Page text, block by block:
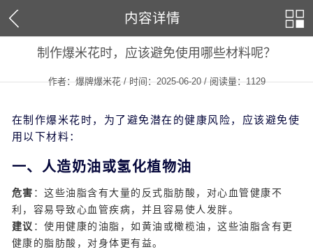
内容详情
制作爆米花时，应该避免使用哪些材料呢？
作者：爆牌爆米花 / 时间：2025-06-20 / 阅读量：1129
在制作爆米花时，为了避免潜在的健康风险，应该避免使
用以下材料：
一、人造奶油或氢化植物油
危害 ：这些油脂含有大量的反式脂肪酸，对心血管健康不
利，容易导致心血管疾病，并且容易使人发胖。
建议 ：使用健康的油脂，如黄油或橄榄油，这些油脂含有更
健康的脂肪酸，对身体更有益。